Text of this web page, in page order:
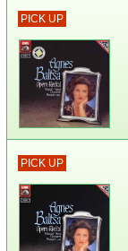
PICK UP
PICK UP